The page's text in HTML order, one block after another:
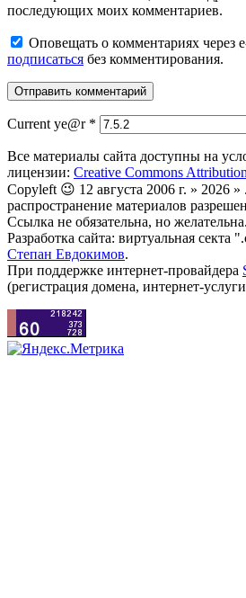
последующих моих комментариев.
Оповещать о комментариях через
подписаться без комментирования.
Current ye@r *
Все материалы сайта доступны на
лицензии: Creative Commons
Copyleft 😉 12 августа 2006 г. » 2026
распространение материалов
Ссылка не обязательна, но желательна.
Разработка сайта: виртуальная секта
Степан Евдокимов.
При поддержке интернет-провайдера
(регистрация домена, интернет-